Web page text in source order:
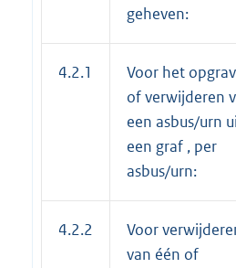
geheven:
4.2.1
Voor het
of verwijderen
een asbus/urn
een graf , per
asbus/urn:
4.2.2
Voor
van één of